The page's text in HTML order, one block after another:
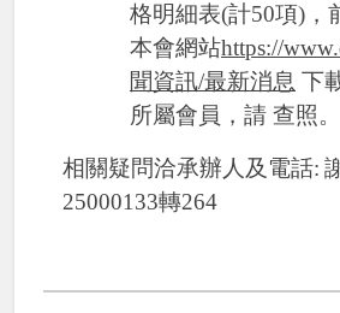
格明細表(計50項)，
本會網站https://
聞資訊/最新消息 下
所屬會員，請 查照。
相關疑問洽承辦人及電話:
25000133轉264